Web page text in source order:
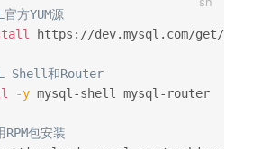
方YUM源
https://dev.mysql.com/get/
Shell和Router
-y mysql-shell mysql-router
包安装